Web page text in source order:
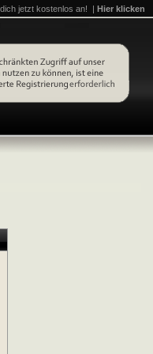
jetzt kostenlos an! | Hier klicken